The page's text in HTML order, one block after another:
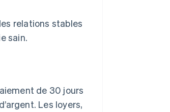
relations stables
sain.
de 30 jours
Les loyers,